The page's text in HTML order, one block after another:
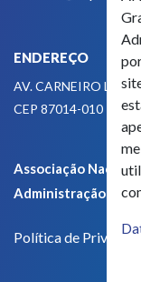
ENDEREÇO
AV. CARNEIRO
CEP 87014-010 -
Associação
Administração -
Política de